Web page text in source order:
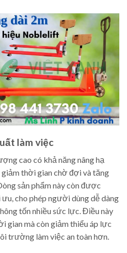
làm việc
cao có khả năng nâng hạ
giảm thời gian chờ đợi và tăng
sản phẩm này còn được
cho phép người dùng dễ dàng
tốn nhiều sức lực. Điều này
gian mà còn giảm thiểu áp lực
trường làm việc an toàn hơn.